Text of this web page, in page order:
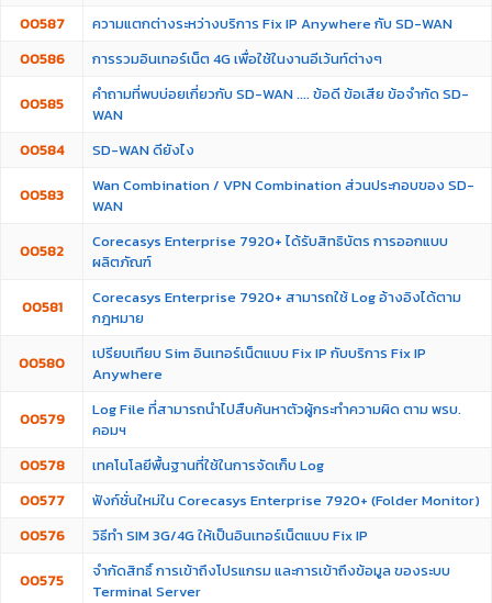
00587
ความแตกต่างระหว่างบริการ Fix IP Anywhere กับ SD-WAN
00586
การรวมอินเทอร์เน็ต 4G เพื่อใช้ในงานอีเว้นท์ต่างๆ
00585
คำถามที่พบบ่อยเกี่ยวกับ SD-WAN .... ข้อดี ข้อเสีย ข้อจำกัด SD-
WAN
00584
SD-WAN ดียังไง
00583
Wan Combination / VPN Combination ส่วนประกอบของ SD-
WAN
00582
Corecasys Enterprise 7920+ ได้รับสิทธิบัตร การออกแบบ
ผลิตภัณฑ์
00581
Corecasys Enterprise 7920+ สามารถใช้ Log อ้างอิงได้ตาม
กฎหมาย
00580
เปรียบเทียบ Sim อินเทอร์เน็ตแบบ Fix IP กับบริการ Fix IP
Anywhere
00579
Log File ที่สามารถนำไปสืบค้นหาตัวผู้กระทำความผิด ตาม พรบ.
คอมฯ
00578
เทคโนโลยีพื้นฐานที่ใช้ในการจัดเก็บ Log
00577
ฟังก์ชั่นใหม่ใน Corecasys Enterprise 7920+ (Folder Monitor)
00576
วิธีทำ SIM 3G/4G ให้เป็นอินเทอร์เน็ตแบบ Fix IP
00575
จำกัดสิทธิ์ การเข้าถึงโปรแกรม และการเข้าถึงข้อมูล ของระบบ
Terminal Server